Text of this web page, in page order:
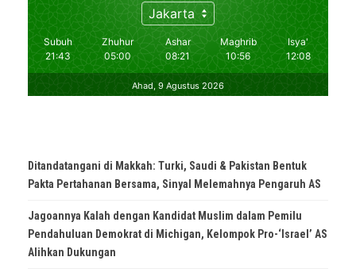
Ditandatangani di Makkah: Turki, Saudi & Pakistan Bentuk
Pakta Pertahanan Bersama, Sinyal Melemahnya Pengaruh AS
Jagoannya Kalah dengan Kandidat Muslim dalam Pemilu
Pendahuluan Demokrat di Michigan, Kelompok Pro-‘Israel’ AS
Alihkan Dukungan